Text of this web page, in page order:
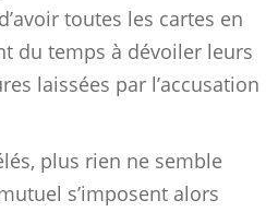
toutes les cartes en
du temps à dévoiler leurs
laissées par l’accusation
plus rien ne semble
s’imposent alors